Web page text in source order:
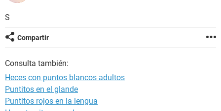
BIENESTAR
SEXUALIDAD
S
Compartir
Consulta también:
Heces con puntos blancos adultos
Puntitos en el glande
Puntitos rojos en la lengua